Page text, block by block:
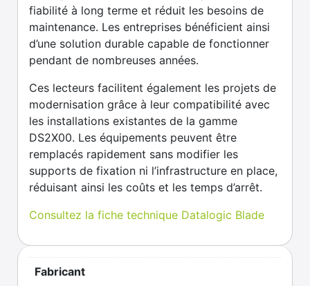
fiabilité à long terme et réduit les besoins de
maintenance. Les entreprises bénéficient ainsi
d’une solution durable capable de fonctionner
pendant de nombreuses années.
Ces lecteurs facilitent également les projets de
modernisation grâce à leur compatibilité avec
les installations existantes de la gamme
DS2X00. Les équipements peuvent être
remplacés rapidement sans modifier les
supports de fixation ni l’infrastructure en place,
réduisant ainsi les coûts et les temps d’arrêt.
Consultez la fiche technique Datalogic Blade
Fabricant